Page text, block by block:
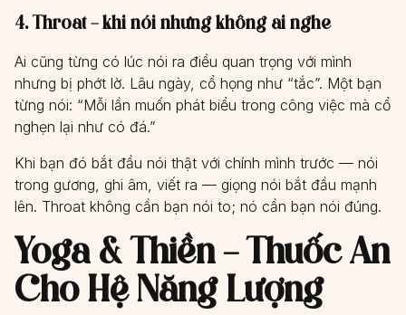
4. Throat – khi nói nhưng không ai nghe
Ai cũng từng có lúc nói ra điều quan trọng với mình
nhưng bị phớt lờ. Lâu ngày, cổ họng như “tắc”. Một bạn
từng nói: “Mỗi lần muốn phát biểu trong công việc mà cổ
nghẹn lại như có đá.”
Khi bạn đó bắt đầu nói thật với chính mình trước — nói
trong gương, ghi âm, viết ra — giọng nói bắt đầu mạnh
lên. Throat không cần bạn nói to; nó cần bạn nói đúng.
Yoga & Thiền – Thuốc An
Cho Hệ Năng Lượng